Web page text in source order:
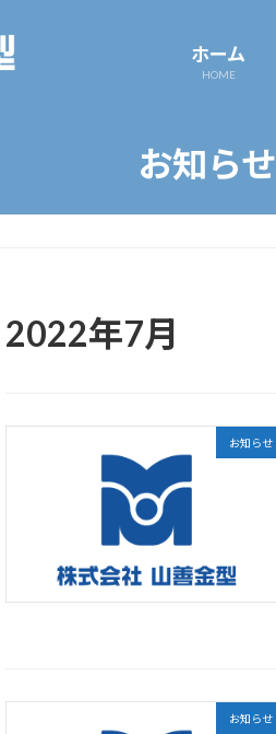
ホーム
HOME
お知らせ
2022年7月
お知らせ
お知らせ